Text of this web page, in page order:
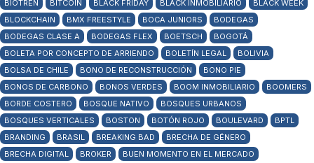
BIOTREN
BITCOIN BLACK FRIDAY BLACK INMOBILIARIO
BLACK WEEK
BLOCKCHAIN
BMX FREESTYLE BOCA JUNIORS
BODEGAS
BODEGAS CLASE A
BODEGAS FLEX BOETSCH
BOGOTÁ
BOLETA POR CONCEPTO DE ARRIENDO
BOLETÍN LEGAL
BOLIVIA
BOLSA DE CHILE
BONO DE RECONSTRUCCIÓN
BONO PIE
BONOS DE CARBONO
BONOS VERDES BOOM INMOBILIARIO
BOOMERS
BORDE COSTERO
BOSQUE NATIVO
BOSQUES URBANOS
BOSQUES VERTICALES
BOSTON BOTÓN ROJO BOULEVARD
BPTL
BRANDING
BRASIL BREAKING BAD
BRECHA DE GÉNERO
BRECHA DIGITAL
BROKER
BUEN MOMENTO EN EL MERCADO